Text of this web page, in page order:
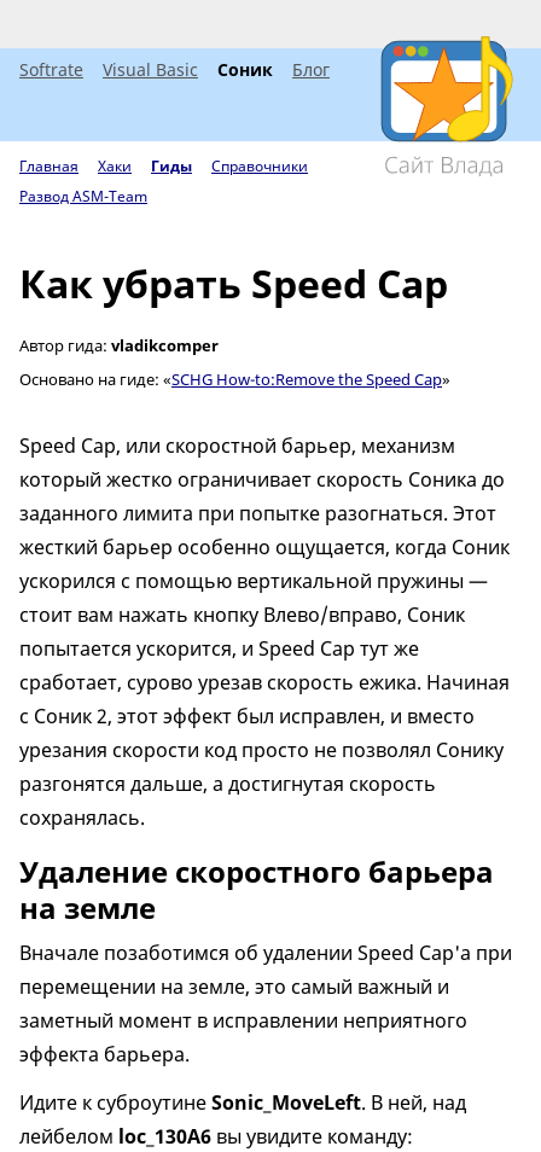
Softrate Visual Basic Соник Блог
Главная Хаки Гиды
Справочники
Развод ASM-Team
Как убрать Speed Cap
Автор гида: vladikcomper
Основано на гиде: «SCHG How-to:Remove the Speed Cap»
Speed Cap, или скоростной барьер, механизм
который жестко ограничивает скорость Соника до
заданного лимита при попытке разогнаться. Этот
жесткий барьер особенно ощущается, когда Соник
ускорился с помощью вертикальной пружины —
стоит вам нажать кнопку Влево/вправо, Соник
попытается ускорится, и Speed Cap тут же
сработает, сурово урезав скорость ежика. Начиная
с Соник 2, этот эффект был исправлен, и вместо
урезания скорости код просто не позволял Сонику
разгонятся дальше, а достигнутая скорость
сохранялась.
Удаление скоростного барьера
на земле
Вначале позаботимся об удалении Speed Cap'а при
перемещении на земле, это самый важный и
заметный момент в исправлении неприятного
эффекта барьера.
Идите к суброутинеSonic_MoveLeft. В ней, над
лейбелом loc_130A6 вы увидите команду: